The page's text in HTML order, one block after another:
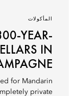
المأكولات
YEAR-
IN
for Mandarin
private